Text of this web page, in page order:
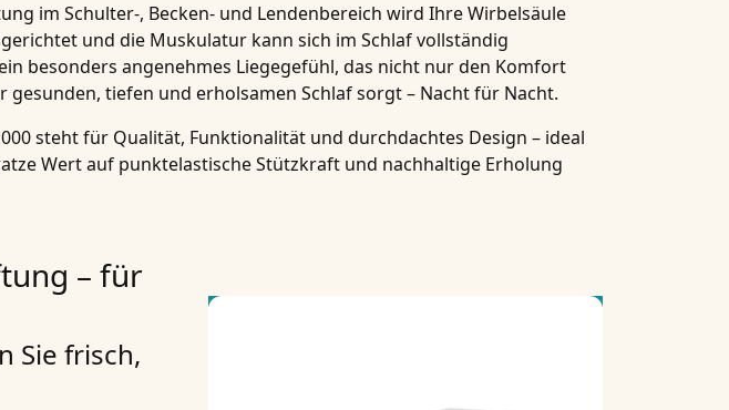
im Schulter-, Becken- und Lendenbereich wird IhreWirbelsäule
und die Muskulatur kann sich im Schlaf vollständig
besonders angenehmes Liegegefühl, das nicht nur den Komfort
gesunden, tiefen und erholsamen Schlafsorgt – Nacht für Nacht.
steht für Qualität, Funktionalität und durchdachtes Design – ideal
Wert auf punktelastische Stützkraft und nachhaltige Erholung
– für
Sie frisch,